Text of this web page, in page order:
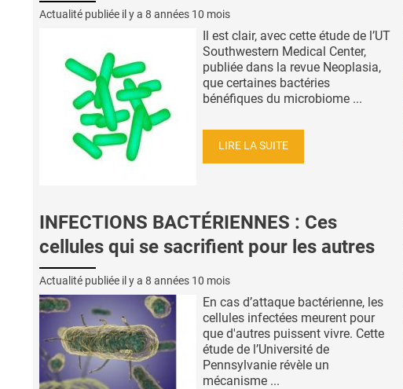
Actualité publiée il y a 8 années 10 mois
Il est clair, avec cette étude de l’UT
Southwestern Medical Center,
publiée dans la revue Neoplasia,
que certaines bactéries
bénéfiques du microbiome ...
LIRE LA SUITE
INFECTIONS BACTÉRIENNES : Ces
cellules qui se sacrifient pour les autres
Actualité publiée il y a 8 années 10 mois
En cas d’attaque bactérienne, les
cellules infectées meurent pour
que d'autres puissent vivre. Cette
étude de l’Université de
Pennsylvanie révèle un
mécanisme ...